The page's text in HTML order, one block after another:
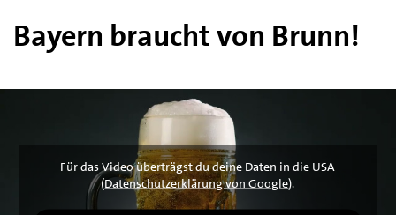
Bayern braucht von Brunn!
Für das Video überträgst du deine Daten in die USA
(Datenschutzerklärung von Google).